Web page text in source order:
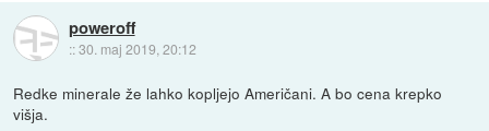
poweroff
::30. maj 2019, 20:12
Redke minerale že lahko kopljejo Američani. A bo cena krepko
višja.